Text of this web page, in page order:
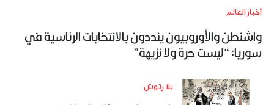
أخبار العالم
واشنطن والأوروبيون ينددون بالانتخابات الرئاسية في
سوريا: “ليست حرة ولا نزيهة”
بلا رتوش